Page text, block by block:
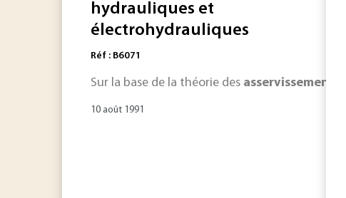
hydrauliques et
électrohydrauliques
Réf : B6071
Sur la base de la théorie des asservissements
10 août 1991